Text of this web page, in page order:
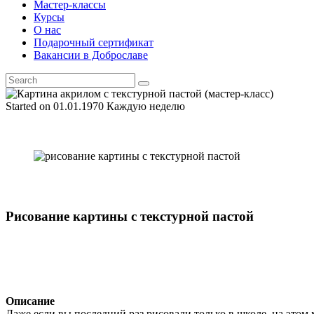
Мастер-классы
Курсы
О нас
Подарочный сертификат
Вакансии в Доброславе
Started on 01.01.1970 Каждую неделю
Рисование картины с текстурной пастой
Описание